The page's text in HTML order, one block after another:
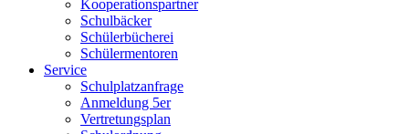
Kooperationspartner
Schulbäcker
Schülerbücherei
Schülermentoren
Service
Schulplatzanfrage
Anmeldung 5er
Vertretungsplan